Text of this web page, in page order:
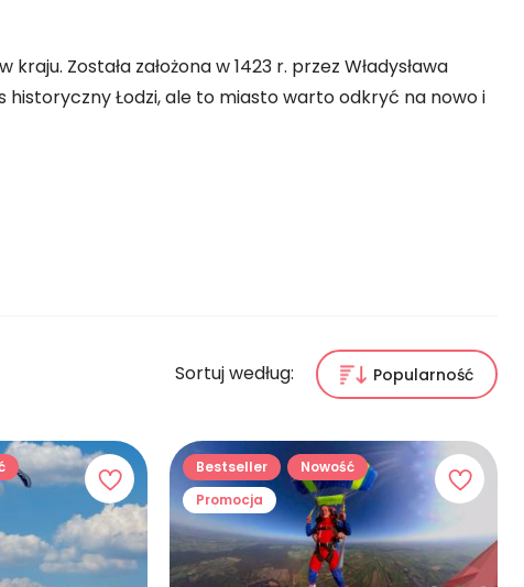
Została założona w 1423 r. przez Władysława
historyczny Łodzi, ale to miasto warto odkryć na nowo i
Sortuj według: Popularność
Bestseller
Nowość
Promocja